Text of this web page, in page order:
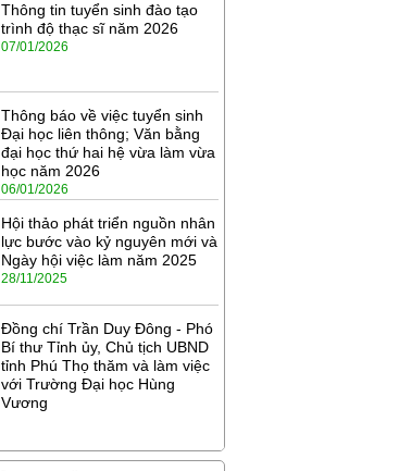
Thông tin tuyển sinh đào tạo
trình độ thạc sĩ năm 2026
07/01/2026
Thông báo về việc tuyển sinh
Đại học liên thông; Văn bằng
đại học thứ hai hệ vừa làm vừa
học năm 2026
06/01/2026
Hội thảo phát triển nguồn nhân
lực bước vào kỷ nguyên mới và
Ngày hội việc làm năm 2025
28/11/2025
Đồng chí Trần Duy Đông - Phó
Bí thư Tỉnh ủy, Chủ tịch UBND
tỉnh Phú Thọ thăm và làm việc
với Trường Đại học Hùng
Vương